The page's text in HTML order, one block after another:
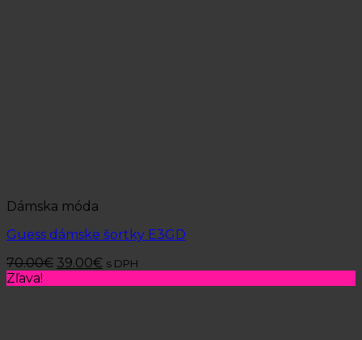
Dámska móda
Guess dámske šortky E3GD
70.00€ 39.00€ s DPH
Zľava!